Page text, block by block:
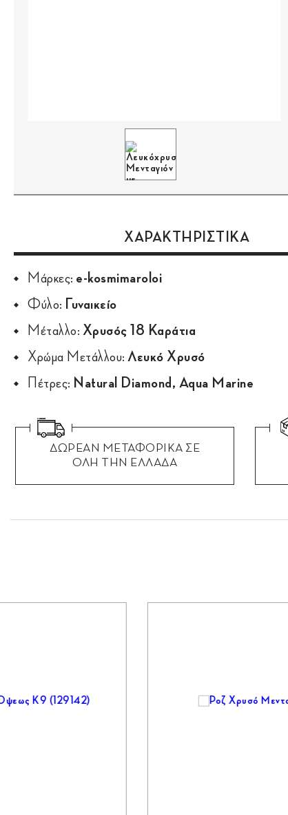
ΧΑΡΑΚΤΗΡΙΣΤΙΚΑ
Μάρκες: e-kosmimaroloi
Φύλο:
Γυναικείο
Μέταλλο: Χρυσός 18 Καράτια
Χρώμα Μετάλλου: Λευκό Χρυσό
Πέτρες: Natural Diamond, Aqua Marine
ΔΩΡΕΑΝ ΜΕΤΑΦΟΡΙΚΑ ΣΕ
ΟΛΗ ΤΗΝ ΕΛΛΑΔΑ